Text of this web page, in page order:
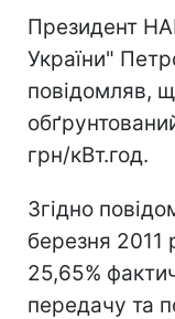
Президент
України"
повідомляв,
грн/кВт.год.
Згідно
березня 2011
25,65%
передачу та